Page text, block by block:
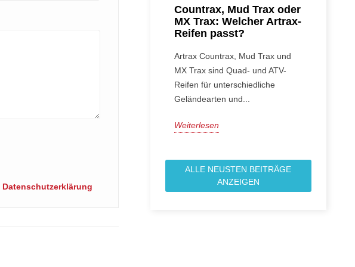
Datenschutzerklärung
Countrax, Mud Trax oder
MX Trax: Welcher Artrax-
Reifen passt?
Artrax Countrax, Mud Trax und
MX Trax sind Quad- und ATV-
Reifen für unterschiedliche
Geländearten und...
Weiterlesen
ALLE NEUSTEN BEITRÄGE
ANZEIGEN